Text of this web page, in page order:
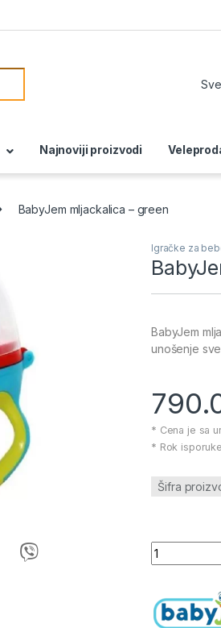
Najnoviji proizvodi
BabyJem mljackalica – green
Igračke za
BabyJem
unošenje
* Cena je sa
* Rok
Šifra
BabyJem